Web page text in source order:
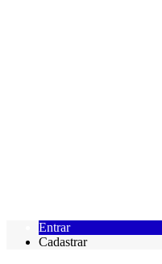
Entrar
Cadastrar